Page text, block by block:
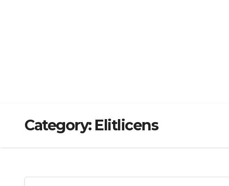
Category: Elitlicens